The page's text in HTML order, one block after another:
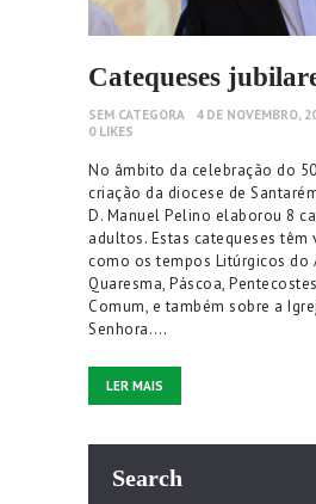
Catequeses
SEM CATEGORA 4 DE NOVEMBRO,
0 LIKES
No âmbito da celebração do
criação da diocese de
D. Manuel Pelino elaborou 8
adultos. Estas catequeses têm
como os tempos Litúrgicos do
Quaresma, Páscoa,
Comum, e também sobre a
Senhora.…
LER MAIS
Search